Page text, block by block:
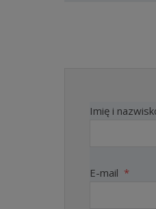
Imię i
E-mail *